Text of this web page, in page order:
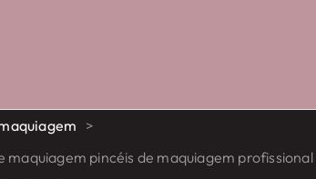
>
maquiagem pincéis de maquiagem